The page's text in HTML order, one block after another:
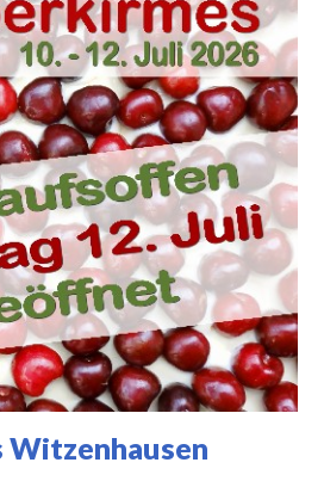
Witzenhausen